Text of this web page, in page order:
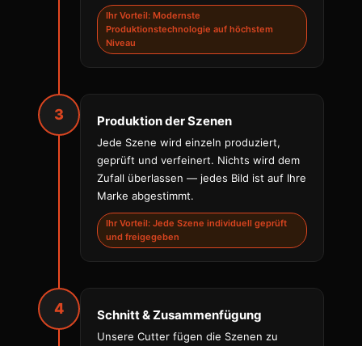
Ihr Vorteil: Modernste
Produktionstechnologie auf höchstem
Niveau
3 Produktion der Szenen
Jede Szene wird einzeln produziert,
geprüft und verfeinert. Nichts wird dem
Zufall überlassen — jedes Bild ist auf Ihre
Marke abgestimmt.
Ihr Vorteil: Jede Szene individuell geprüft
und freigegeben
4 Schnitt & Zusammenfügung
Unsere Cutter fügen die Szenen zu